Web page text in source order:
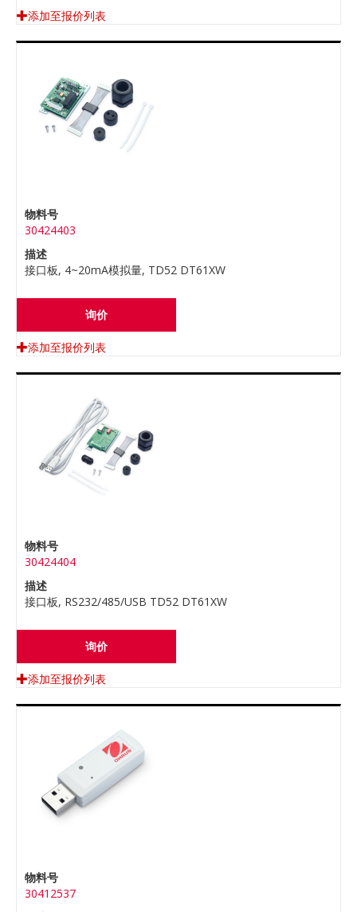
添加至报价列表
物料号
30424403
描述
接口板, 4~20mA模拟量, TD52 DT61XW
询价
添加至报价列表
物料号
30424404
描述
接口板, RS232/485/USB TD52 DT61XW
询价
添加至报价列表
物料号
30412537